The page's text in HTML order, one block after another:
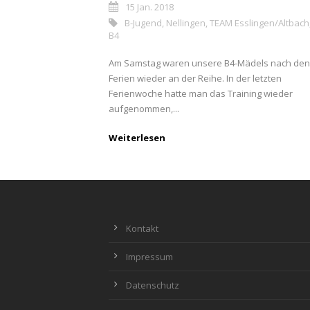
15 Jan. 2018
B-Jugend, Nellingen, TEAM Esslingen/Altbach
B4
Am Samstag waren unsere B4-Mädels nach den
Ferien wieder an der Reihe. In der letzten
Ferienwoche hatte man das Training wieder
aufgenommen,...
Weiterlesen
Kontakt
Impressum
Datenschutz